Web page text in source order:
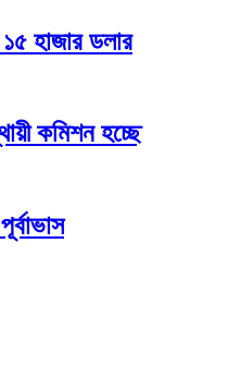
১৫ হাজার ডলার
কমিশন হচ্ছে